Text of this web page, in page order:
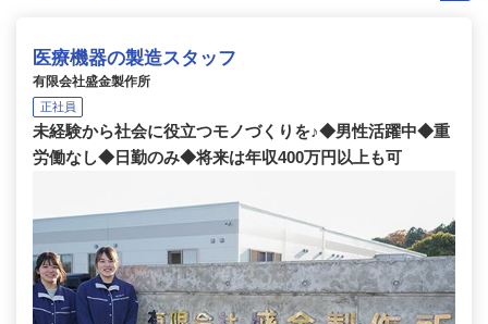
医療機器の製造スタッフ
有限会社盛金製作所
正社員
未経験から社会に役立つモノづくりを♪◆男性活躍中◆重
労働なし◆日勤のみ◆将来は年収400万円以上も可